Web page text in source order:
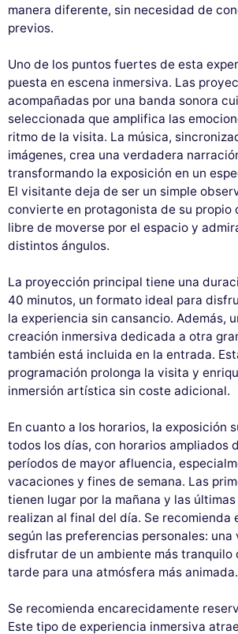
manera diferente, sin necesidad de
previos.
Uno de los puntos fuertes de esta
puesta en escena inmersiva. Las
acompañadas por una banda sonora
seleccionada que amplifica las
ritmo de la visita. La música,
imágenes, crea una verdadera
transformando la exposición en un
El visitante deja de ser un simple
convierte en protagonista de su propio
libre de moverse por el espacio y
distintos ángulos.
La proyección principal tiene una
40 minutos, un formato ideal para
la experiencia sin cansancio. Además,
creación inmersiva dedicada a otra
también está incluida en la entrada.
programación prolonga la visita y
inmersión artística sin coste adicional.
En cuanto a los horarios, la exposición
todos los días, con horarios ampliados
períodos de mayor afluencia,
vacaciones y fines de semana. Las
tienen lugar por la mañana y las
realizan al final del día. Se recomienda
según las preferencias personales:
disfrutar de un ambiente más tranquilo
tarde para una atmósfera más animada.
Se recomienda encarecidamente
Este tipo de experiencia inmersiva